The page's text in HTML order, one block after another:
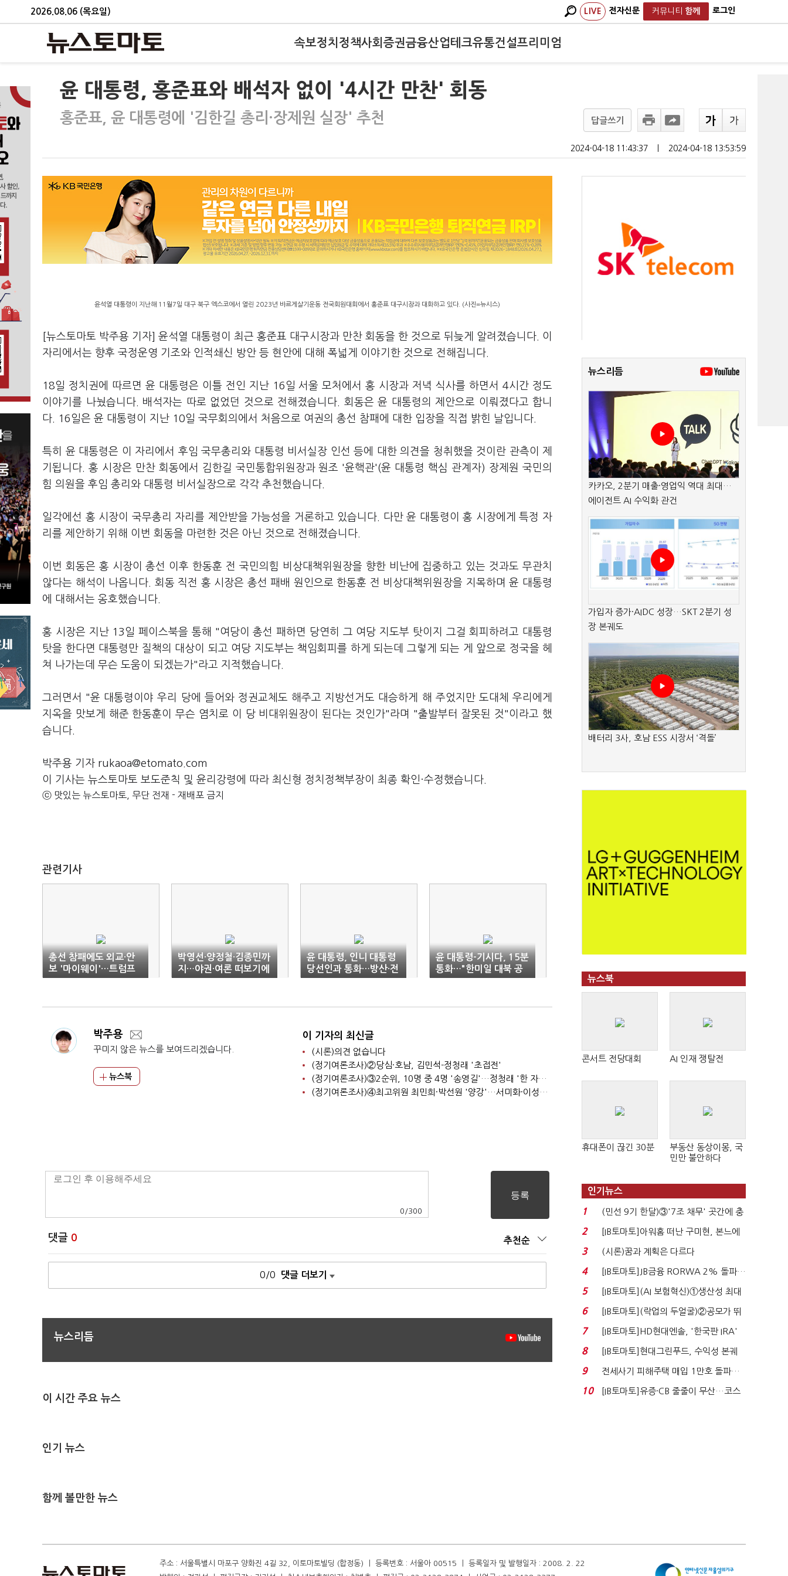
2026.08.06 (목요일) LIVE 전자신문 커뮤니티 함께 로그인
속보정치 정책사회 증권금융산업테크유통건설프리미엄
윤 대통령, 홍준표와 배석자 없이 '4시간 만찬' 회동
홍준표, 윤 대통령에 '김한길 총리·장제원 실장' 추천 답글쓰기
2024-04-18 11:43:37 2024-04-18 13:53:59
윤석열 대통령이 지난해 11월7일 대구 북구 엑스코에서 열린 2023년 바르게살기운동 전국회원대회에서 홍준표 대구시장과 대화하고 있다. (사진=뉴시스)
[뉴스토마토 박주용 기자] 윤석열 대통령이 최근 홍준표 대구시장과 만찬 회동을 한 것으로 뒤늦게 알려졌습니다. 이
자리에서는 향후 국정운영 기조와 인적쇄신 방안 등 현안에 대해 폭넓게 이야기한 것으로 전해집니다.
18일 정치권에 따르면 윤 대통령은 이틀 전인 지난 16일 서울 모처에서 홍 시장과 저녁 식사를 하면서 4시간 정도
이야기를 나눴습니다. 배석자는 따로 없었던 것으로 전해졌습니다. 회동은 윤 대통령의 제안으로 이뤄졌다고 합니
다. 16일은 윤 대통령이 지난 10일 국무회의에서 처음으로 여권의 총선 참패에 대한 입장을 직접 밝힌 날입니다.
특히 윤 대통령은 이 자리에서 후임 국무총리와 대통령 비서실장 인선 등에 대한 의견을 청취했을 것이란 관측이 제
기됩니다. 홍 시장은 만찬 회동에서 김한길 국민통합위원장과 원조 '윤핵관'(윤 대통령 핵심 관계자) 장제원 국민의
힘 의원을 후임 총리와 대통령 비서실장으로 각각 추천했습니다.
일각에선 홍 시장이 국무총리 자리를 제안받을 가능성을 거론하고 있습니다. 다만 윤 대통령이 홍 시장에게 특정 자
리를 제안하기 위해 이번 회동을 마련한 것은 아닌 것으로 전해졌습니다.
이번 회동은 홍 시장이 총선 이후 한동훈 전 국민의힘 비상대책위원장을 향한 비난에 집중하고 있는 것과도 무관치
않다는 해석이 나옵니다. 회동 직전 홍 시장은 총선 패배 원인으로 한동훈 전 비상대책위원장을 지목하며 윤 대통령
에 대해서는 옹호했습니다.
홍 시장은 지난 13일 페이스북을 통해 "여당이 총선 패하면 당연히 그 여당 지도부 탓이지 그걸 회피하려고 대통령
탓을 한다면 대통령만 질책의 대상이 되고 여당 지도부는 책임회피를 하게 되는데 그렇게 되는 게 앞으로 정국을 헤
쳐 나가는데 무슨 도움이 되겠는가"라고 지적했습니다.
그러면서 "윤 대통령이야 우리 당에 들어와 정권교체도 해주고 지방선거도 대승하게 해 주었지만 도대체 우리에게
지옥을 맛보게 해준 한동훈이 무슨 염치로 이 당 비대위원장이 된다는 것인가"라며 "출발부터 잘못된 것"이라고 했
습니다.
박주용 기자 rukaoa@etomato.com
이 기사는 뉴스토마토 보도준칙 및 윤리강령에 따라 최신형 정치정책부장이 최종 확인·수정했습니다.
ⓒ 맛있는 뉴스토마토, 무단 전재 - 재배포 금지
관련기사
총선 참패에도 외교·안
보 '마이웨이'…트럼프
당선이 '변곡점'
박영선·양정철·김종민까
지…야권·여론 떠보기에
혼선 가중
윤 대통령, 인니 대통령
당선인과 통화…방산·전
기차 등 협력 확대
윤 대통령-기시다, 15분
통화…"한미일 대북 공
조 강화"
박주용
꾸미지 않은 뉴스를 보여드리겠습니다.
뉴스북
이 기자의 최신글
(시론)의견 없습니다
(정기여론조사)②당심·호남, 김민석-정청래 '초접전'
(정기여론조사)③2순위, 10명 중 4명 '송영길'…정청래 '한 자릿수'
(정기여론조사)④최고위원 최민희·박선원 '양강'…서미화·이성윤·임미애 뒤이어
0 /300
댓글 0 추천순
0/0 댓글 더보기
뉴스리듬
이 시간 주요 뉴스
인기 뉴스
함께 볼만한 뉴스
뉴스리듬
카카오, 2분기 매출·영업익 역대 최대…
에이전트 AI 수익화 관건
가입자 증가·AIDC 성장…SKT 2분기 성
장 본궤도
배터리 3사, 호남 ESS 시장서 ‘격돌’
뉴스북
콘서트 전당대회 AI 인재 쟁탈전
휴대폰이 끊긴 30분
부동산 동상이몽, 국
민만 불안하다
인기뉴스
1
(민선 9기 한달)③'7조 채무' 곳간에 충
격…추미애, 20년...
2
[IB토마토]아워홈 떠난 구미현, 본느에
340억 베팅…가...
3 (시론)꿈과 계획은 다르다
4
[IB토마토]JB금융 RORWA 2% 돌파…
실적 견인은 은행 ...
5
[IB토마토](AI 보험혁신)①생산성 최대
80% 개선…현실...
6
[IB토마토](락업의 두얼굴)②공모가 뛰
자 첫날 매도…FI ...
7
[IB토마토]HD현대엔솔, '한국판 IRA'
수혜 부상…세액공...
8
[IB토마토]현대그린푸드, 수익성 본궤
도…실적 개선에 ...
9
전세사기 피해주택 매입 1만호 돌파…
누적 피해자 4만2...
10
[IB토마토]유증·CB 줄줄이 무산…코스
주소 : 서울특별시 마포구 양화진 4길 32, 이토마토빌딩 (합정동) ㅣ 등록번호 : 서울아 00515 ㅣ 등록일자 및 발행일자 : 2008. 2. 22